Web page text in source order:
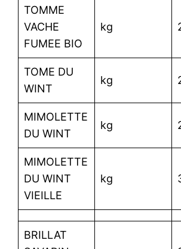
TOMME
VACHE
FUMEE BIO
kg
TOME DU
WINT
kg
MIMOLETTE
DU WINT
kg
MIMOLETTE
DU WINT
VIEILLE
kg
BRILLAT